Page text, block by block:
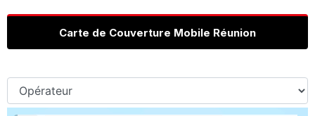
Carte de Couverture Mobile Réunion